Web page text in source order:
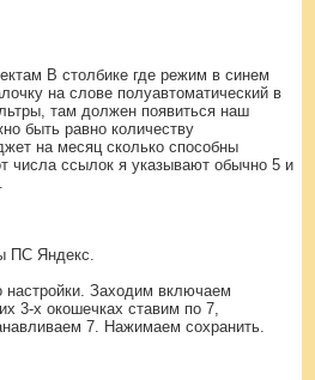
В столбике где режим в синем
на слове полуавтоматический в
там должен появиться наш
быть равно количеству
на месяц сколько способны
числа ссылок я указывают обычно 5 и
ПС Яндекс.
Заходим включаем
3-х окошечках ставим по 7,
7. Нажимаем сохранить.